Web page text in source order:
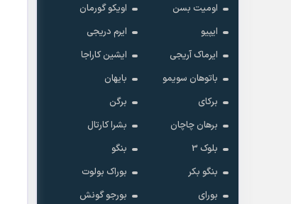
اومیت بسن
اویکو گورمان
ایپیو
ایرم دریجی
ایرماک آریجی
ایشین کاراجا
باتوهان سویمو
بایهان
برکای
برگن
برهان چاچان
بشرا کارتال
بلوک 3
بنگو
بنگو بکر
بوراک بولوت
بورای
بورجو گونش